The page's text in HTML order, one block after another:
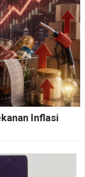
Inflasi